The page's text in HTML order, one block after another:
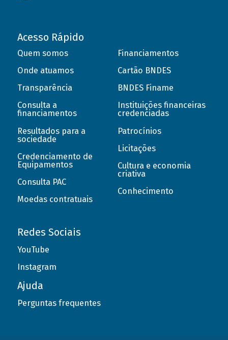
Acesso Rápido
Quem somos
Onde atuamos
Transparência
Consulta a
financiamentos
Resultados para a
sociedade
Credenciamento de
Equipamentos
Consulta PAC
Moedas contratuais
Financiamentos
Cartão BNDES
BNDES Finame
Instituições financeiras
credenciadas
Patrocínios
Licitações
Cultura e economia
criativa
Conhecimento
Redes Sociais
YouTube
Instagram
Ajuda
Perguntas frequentes